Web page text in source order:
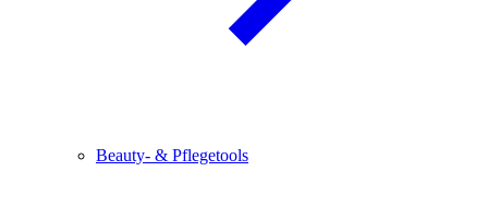
Beauty- & Pflegetools